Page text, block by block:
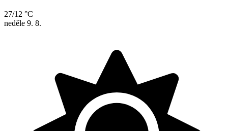
27/12 °C
neděle 9. 8.